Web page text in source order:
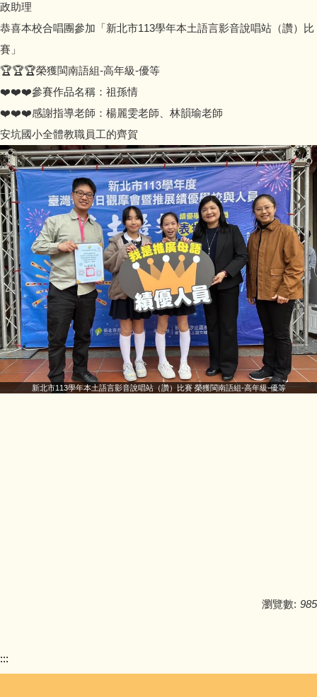
政助理
恭喜本校合唱團參加「新北市113學年本土語言影音說唱站（讚）比
賽」
🏆🏆🏆榮獲閩南語組-高年級-優等
❤️❤️❤️參賽作品名稱：祖孫情
❤️❤️❤️感謝指導老師：楊麗雯老師、林韻瑜老師
安坑國小全體教職員工的齊賀
新北市113學年本土語言影音說唱站（讚）比賽 榮獲閩南語組-高年級-優等
瀏覽數: 985
:::